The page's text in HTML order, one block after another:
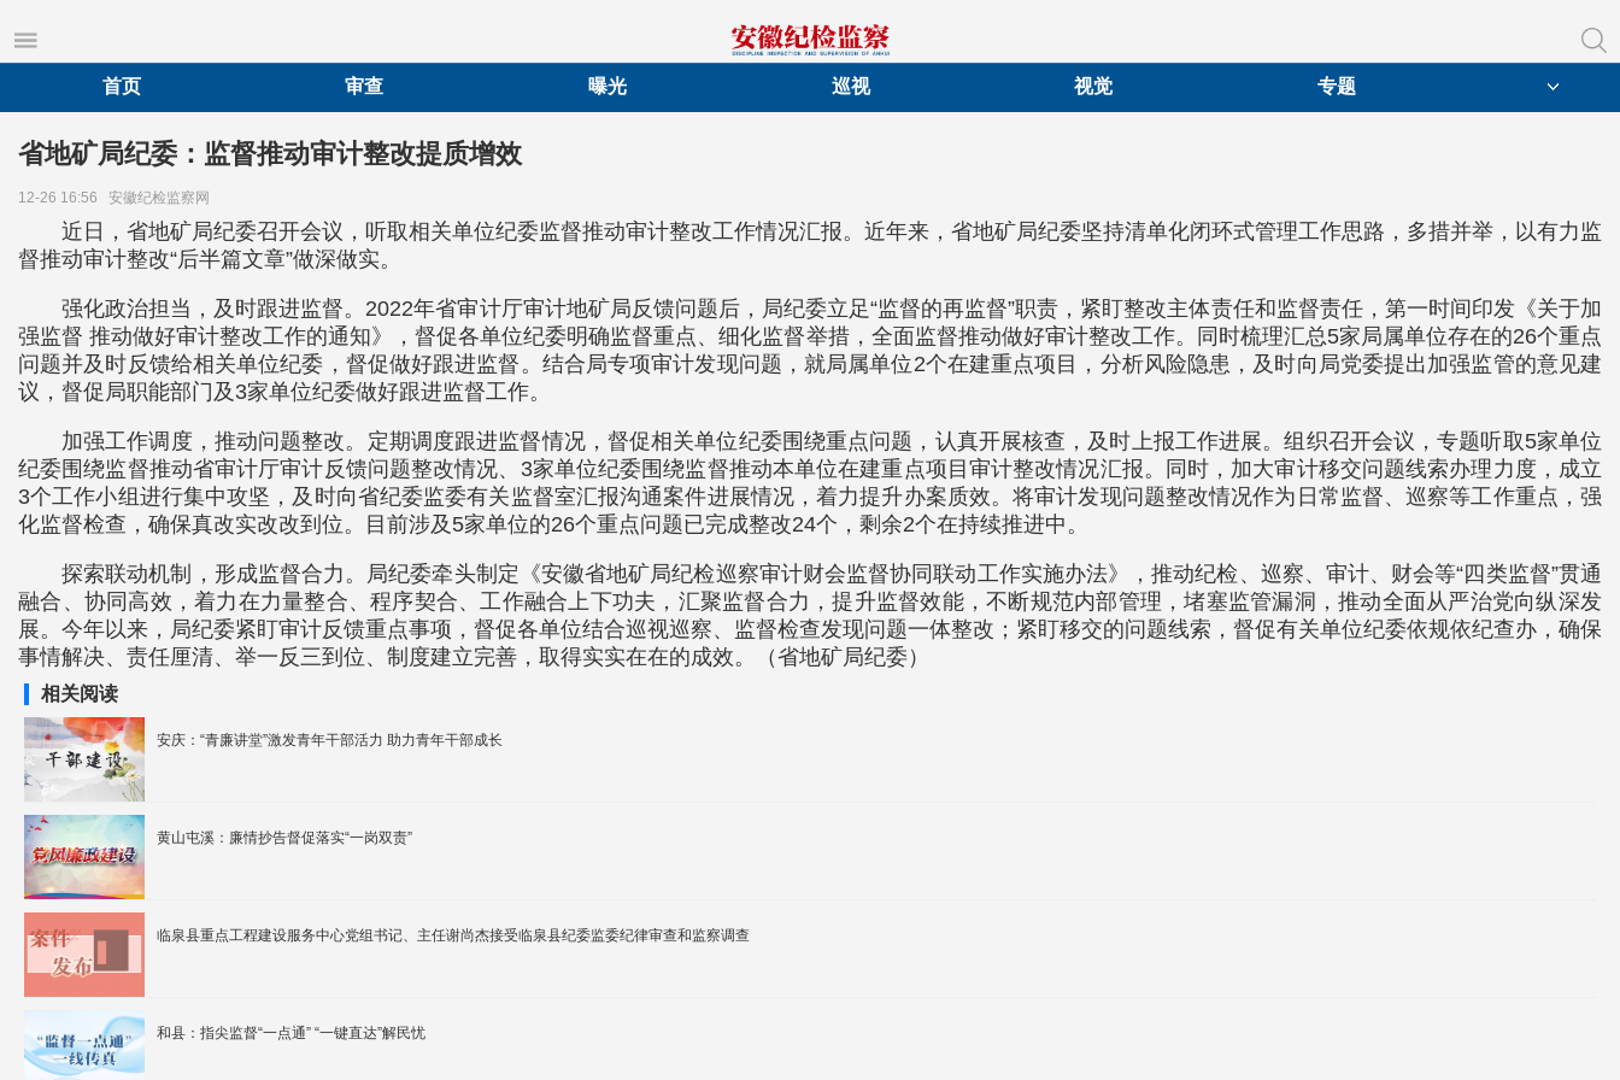
首页
审查 曝光 巡视 视觉 专题
省地矿局纪委：监督推动审计整改提质增效
12-26 16:56 安徽纪检监察网
近日，省地矿局纪委召开会议，听取相关单位纪委监督推动审计整改工作情况汇报。近年来，省地矿局纪委坚持清单化闭环式管理工作思路，多措并举，以有力监
督推动审计整改“后半篇文章”做深做实。
强化政治担当，及时跟进监督。2022年省审计厅审计地矿局反馈问题后，局纪委立足“监督的再监督”职责，紧盯整改主体责任和监督责任，第一时间印发《关于加
强监督 推动做好审计整改工作的通知》，督促各单位纪委明确监督重点、细化监督举措，全面监督推动做好审计整改工作。同时梳理汇总5家局属单位存在的26个重点
问题并及时反馈给相关单位纪委，督促做好跟进监督。结合局专项审计发现问题，就局属单位2个在建重点项目，分析风险隐患，及时向局党委提出加强监管的意见建
议，督促局职能部门及3家单位纪委做好跟进监督工作。
加强工作调度，推动问题整改。定期调度跟进监督情况，督促相关单位纪委围绕重点问题，认真开展核查，及时上报工作进展。组织召开会议，专题听取5家单位
纪委围绕监督推动省审计厅审计反馈问题整改情况、3家单位纪委围绕监督推动本单位在建重点项目审计整改情况汇报。同时，加大审计移交问题线索办理力度，成立
3个工作小组进行集中攻坚，及时向省纪委监委有关监督室汇报沟通案件进展情况，着力提升办案质效。将审计发现问题整改情况作为日常监督、巡察等工作重点，强
化监督检查，确保真改实改改到位。目前涉及5家单位的26个重点问题已完成整改24个，剩余2个在持续推进中。
探索联动机制，形成监督合力。局纪委牵头制定《安徽省地矿局纪检巡察审计财会监督协同联动工作实施办法》，推动纪检、巡察、审计、财会等“四类监督”贯通
融合、协同高效，着力在力量整合、程序契合、工作融合上下功夫，汇聚监督合力，提升监督效能，不断规范内部管理，堵塞监管漏洞，推动全面从严治党向纵深发
展。今年以来，局纪委紧盯审计反馈重点事项，督促各单位结合巡视巡察、监督检查发现问题一体整改；紧盯移交的问题线索，督促有关单位纪委依规依纪查办，确保
事情解决、责任厘清、举一反三到位、制度建立完善，取得实实在在的成效。（省地矿局纪委）
相关阅读
安庆：“青廉讲堂”激发青年干部活力 助力青年干部成长
黄山屯溪：廉情抄告督促落实“一岗双责”
临泉县重点工程建设服务中心党组书记、主任谢尚杰接受临泉县纪委监委纪律审查和监察调查
和县：指尖监督“一点通” “一键直达”解民忧